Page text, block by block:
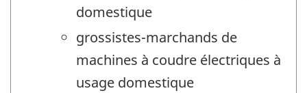
domestique
grossistes-marchands de
machines à coudre électriques à
usage domestique